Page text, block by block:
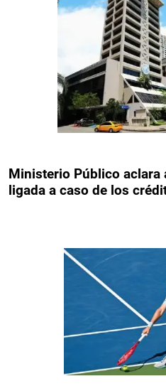
Ministerio Público aclara
ligada a caso de los